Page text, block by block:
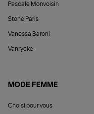
Pascale Monvoisin
Stone Paris
Vanessa Baroni
Vanrycke
MODE FEMME
Choisi pour vous